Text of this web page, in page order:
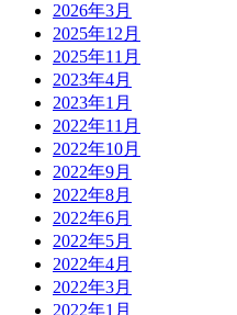
2026年3月
2025年12月
2025年11月
2023年4月
2023年1月
2022年11月
2022年10月
2022年9月
2022年8月
2022年6月
2022年5月
2022年4月
2022年3月
2022年1月